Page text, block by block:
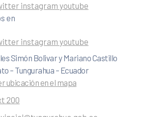
instagram youtube
en
instagram youtube
Simón Bolivar y Mariano Castillo
– Tungurahua – Ecuador
ubicación en el mapa
200